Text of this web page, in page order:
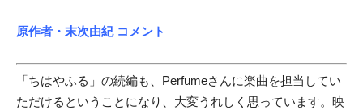
原作者・末次由紀 コメント
「ちはやふる」の続編も、Perfumeさんに楽曲を担当してい
ただけるということになり、大変うれしく思っています。映